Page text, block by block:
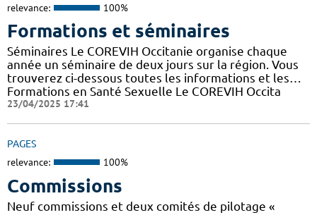
relevance: 100%
Formations et séminaires
Séminaires Le COREVIH Occitanie organise chaque
année un séminaire de deux jours sur la région. Vous
trouverez ci-dessous toutes les informations et les…
Formations en Santé Sexuelle Le COREVIH Occita
23/04/2025 17:41
PAGES
relevance: 100%
Commissions
Neuf commissions et deux comités de pilotage «